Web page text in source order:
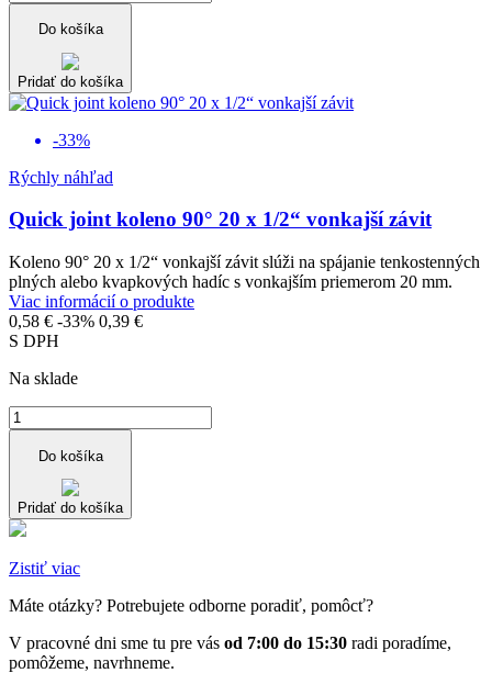
Do košíka
Pridať do košíka
-33%
Rýchly náhľad
Quick joint koleno 90° 20 x 1/2“ vonkajší závit
Koleno 90° 20 x 1/2“ vonkajší závit slúži na spájanie tenkostenných
plných alebo kvapkových hadíc s vonkajším priemerom 20 mm.
Viac informácií o produkte
0,58 € -33% 0,39 €
S DPH
Na sklade
Do košíka
Pridať do košíka
Zistiť viac
Máte otázky? Potrebujete odborne poradiť, pomôcť?
V pracovné dni sme tu pre vás od 7:00 do 15:30 radi poradíme,
pomôžeme, navrhneme.